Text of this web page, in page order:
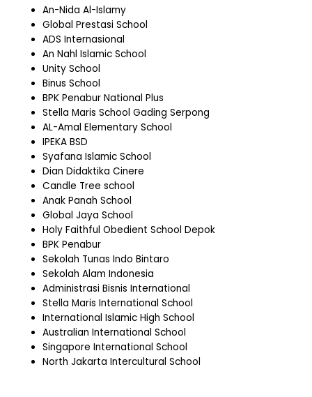
An-Nida Al-Islamy
Global Prestasi School
ADS Internasional
An Nahl Islamic School
Unity School
Binus School
BPK Penabur National Plus
Stella Maris School Gading Serpong
AL-Amal Elementary School
IPEKA BSD
Syafana Islamic School
Dian Didaktika Cinere
Candle Tree school
Anak Panah School
Global Jaya School
Holy Faithful Obedient School Depok
BPK Penabur
Sekolah Tunas Indo Bintaro
Sekolah Alam Indonesia
Administrasi Bisnis International
Stella Maris International School
International Islamic High School
Australian International School
Singapore International School
North Jakarta Intercultural School